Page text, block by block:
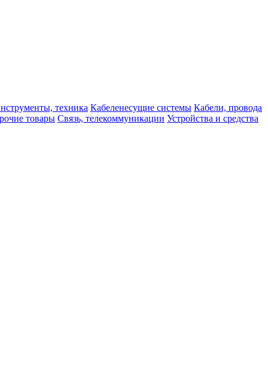
техника Кабеленесущие системы Кабели, провода
товары Связь, телекоммуникации Устройства и средства